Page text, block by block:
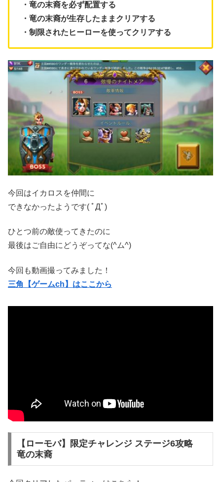
・竜の末裔を必ず配置する
・竜の末裔が生存したままクリアする
・制限されたヒーローを使ってクリアする
今回はイカロスを仲間に
できなかったようです( ﾟДﾟ)
ひとつ前の敵使ってきたのに
最後はご自由にどうぞってな(^ム^)
今回も動画撮ってみました！
三角【ゲームch】はここから
【ローモバ】限定チャレンジ ステージ6攻略
竜の末裔